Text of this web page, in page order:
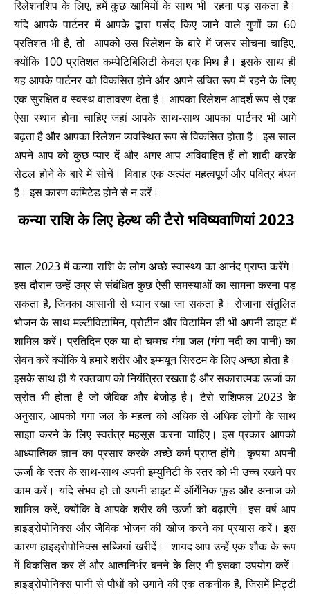
रिलेशनशिप के लिए, हमें कुछ खामियों के साथ भी रहना पड़ सकता है।
यदि आपके पार्टनर में आपके द्वारा पसंद किए जाने वाले गुणों का 60
प्रतिशत भी है, तो आपको उस रिलेशन के बारे में जरूर सोचना चाहिए,
क्योंकि 100 प्रतिशत कम्पेटिबिलिटी केवल एक मिथ है। इसके साथ ही
यह आपके पार्टनर को विकसित होने और अपने उचित रूप में रहने के लिए
एक सुरक्षित व स्वस्थ वातावरण देता है। आपका रिलेशन आदर्श रूप से एक
ऐसा स्थान होना चाहिए जहां आपके साथ-साथ आपका पार्टनर भी आगे
बढ़ता है और आपका रिलेशन व्यवस्थित रूप से विकसित होता है। इस साल
अपने आप को कुछ प्यार दें और अगर आप अविवाहित हैं तो शादी करके
सेटल होने के बारे में सोचें। विवाह एक अत्यंत महत्वपूर्ण और पवित्र बंधन
है। इस कारण कमिटेड होने से न डरें।
कन्या राशि के लिए हेल्थ की टैरो भविष्यवाणियां 2023
साल 2023 में कन्या राशि के लोग अच्छे स्वास्थ्य का आनंद प्राप्त करेंगे।
इस दौरान उन्हें उम्र से संबंधित कुछ ऐसी समस्याओं का सामना करना पड़
सकता है, जिनका आसानी से ध्यान रखा जा सकता है। रोजाना संतुलित
भोजन के साथ मल्टीविटामिन, प्रोटीन और विटामिन डी भी अपनी डाइट में
शामिल करें। प्रतिदिन एक या दो चम्मच गंगा जल (गंगा नदी का पानी) का
सेवन करें क्योंकि ये हमारे शरीर और इम्मयून सिस्टम के लिए अच्छा होता है।
इसके साथ ही ये रक्तचाप को नियंत्रित रखता है और सकारात्मक ऊर्जा का
स्रोत भी होता है जो जैविक और बेजोड़ है। टैरो राशिफल 2023 के
अनुसार, आपको गंगा जल के महत्व को अधिक से अधिक लोगों के साथ
साझा करने के लिए स्वतंत्र महसूस करना चाहिए। इस प्रकार आपको
आध्यात्मिक ज्ञान का प्रसार करके अच्छे कर्म प्राप्त होंगे। कृपया अपनी
ऊर्जा के स्तर के साथ-साथ अपनी इम्युनिटी के स्तर को भी उच्च रखने पर
काम करें। यदि संभव हो तो अपनी डाइट में ऑर्गेनिक फूड और अनाज को
शामिल करें, क्योंकि वे आपके शरीर की ऊर्जा को बढ़ाएंगे। इस वर्ष आप
हाइड्रोपोनिक्स और जैविक भोजन की खोज करने का प्रयास करें। इस
कारण हाइड्रोपोनिक्स सब्जियां खरीदें। शायद आप उन्हें एक शौक के रूप
में विकसित कर लें और आत्मनिर्भर बनने के लिए भी इसका उपयोग करें।
हाइड्रोपोनिक्स पानी से पौधों को उगाने की एक तकनीक है, जिसमें मिट्टी